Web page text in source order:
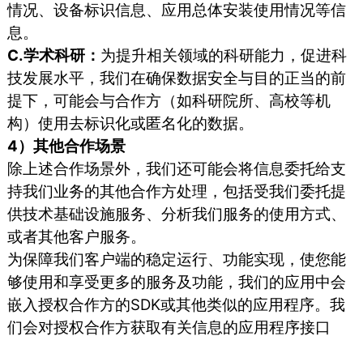
情况、设备标识信息、应用总体安装使用情况等信
息。
C.学术科研： 为提升相关领域的科研能力，促进科
技发展水平，我们在确保数据安全与目的正当的前
提下，可能会与合作方（如科研院所、高校等机
构）使用去标识化或匿名化的数据。
4）其他合作场景
除上述合作场景外，我们还可能会将信息委托给支
持我们业务的其他合作方处理，包括受我们委托提
供技术基础设施服务、分析我们服务的使用方式、
或者其他客户服务。
为保障我们客户端的稳定运行、功能实现，使您能
够使用和享受更多的服务及功能，我们的应用中会
嵌入授权合作方的SDK或其他类似的应用程序。我
们会对授权合作方获取有关信息的应用程序接口